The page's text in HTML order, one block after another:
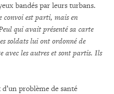
bandés par leurs turbans.
convoi est parti, mais en
qui avait présenté sa carte
soldats lui ont ordonné de
avec les autres et sont partis. Ils
problème de santé